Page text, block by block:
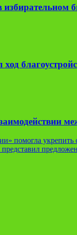
помогла укрепить